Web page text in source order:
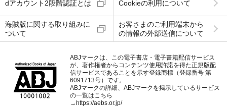
dアカウント2段階認証とは Cookieの利用について
海賊版に関する取り組みに
ついて
お客さまのご利用端末から
の情報の外部送信について
ABJマークは、この電子書店・電子書籍配信サービス
が、著作権者からコンテンツ使用許諾を得た正規版配
信サービスであることを示す登録商標（登録番号 第
6091713号）です。
ABJマークの詳細、ABJマークを掲示しているサービス
の一覧はこちら
→ https://aebs.or.jp/